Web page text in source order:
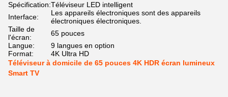
Spécification:Téléviseur LED intelligent
Interface:
Les appareils électroniques sont des appareils
électroniques électroniques.
Taille de
l'écran:
65 pouces
Langue:
9 langues en option
Format:
4K Ultra HD
Téléviseur à domicile de 65 pouces 4K HDR écran lumineux
Smart TV